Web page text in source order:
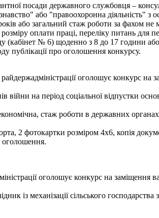
посади державного службовця –
або "правоохоронна діяльність" з
або загальний стаж роботи за фахом не
оплати праці, переліку питань для
(кабінет № 6) щоденно з 8 до 17 години
публікації про оголошення конкурсу.
оголошує конкурс
війни на період соціальної відпустки
стаж роботи в державних
2 фотокартки розміром 4х6, копія
оголошення.
оголошує конкурс на заміщення
із механізації сільського